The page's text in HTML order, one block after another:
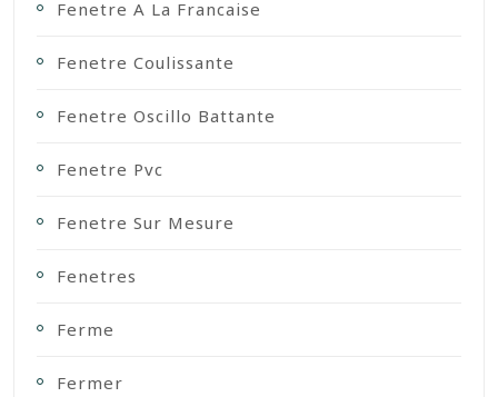
Fenetre A La Francaise
Fenetre Coulissante
Fenetre Oscillo Battante
Fenetre Pvc
Fenetre Sur Mesure
Fenetres
Ferme
Fermer